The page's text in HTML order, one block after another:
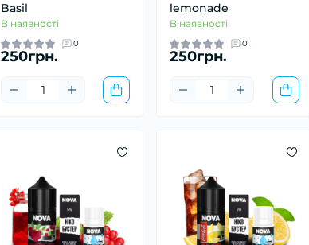
Basil
В наявності
0
250грн.
lemonade
В наявності
0
250грн.